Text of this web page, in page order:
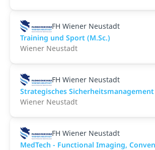
FH Wiener Neustadt
Training und Sport (M.Sc.)
Wiener Neustadt
FH Wiener Neustadt
Strategisches Sicherheitsmanagement
Wiener Neustadt
FH Wiener Neustadt
MedTech - Functional Imaging,